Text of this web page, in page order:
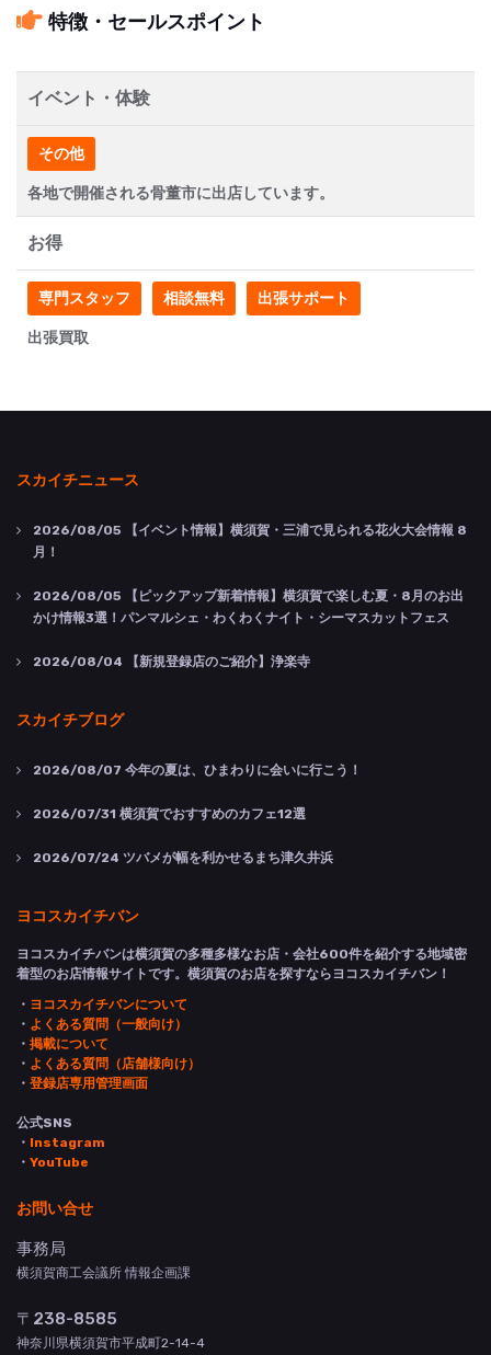
特徴・セールスポイント
イベント・体験
その他
各地で開催される骨董市に出店しています。
お得
専門スタッフ 相談無料 出張サポート
出張買取
スカイチニュース
2026/08/05 【イベント情報】横須賀・三浦で見られる花火大会情報 8
月！
2026/08/05 【ピックアップ新着情報】横須賀で楽しむ夏・8月のお出
かけ情報3選！パンマルシェ・わくわくナイト・シーマスカットフェス
2026/08/04 【新規登録店のご紹介】浄楽寺
スカイチブログ
2026/08/07 今年の夏は、ひまわりに会いに行こう！
2026/07/31 横須賀でおすすめのカフェ12選
2026/07/24 ツバメが幅を利かせるまち津久井浜
ヨコスカイチバン
ヨコスカイチバンは横須賀の多種多様なお店・会社600件を紹介する地域密
着型のお店情報サイトです。横須賀のお店を探すならヨコスカイチバン！
・ ヨコスカイチバンについて
・ よくある質問（一般向け）
・ 掲載について
・ よくある質問（店舗様向け）
・ 登録店専用管理画面
公式SNS
・ Instagram
・ YouTube
お問い合せ
事務局
横須賀商工会議所 情報企画課
〒238-8585
神奈川県横須賀市平成町2-14-4